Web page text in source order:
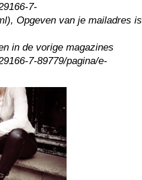
7-
Opgeven van je mailadres is
in de vorige magazines
7-89779/pagina/e-